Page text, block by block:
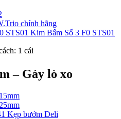
chính hãng
Kim Bấm Số 3 F0 STS01
– Gáy lò xo
Kẹp bướm Deli
1 cái